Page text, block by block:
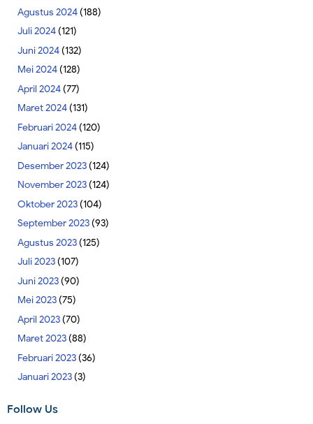
Agustus 2024(188)
Juli 2024(121)
Juni 2024(132)
Mei 2024(128)
April 2024(77)
Maret 2024(131)
Februari 2024(120)
Januari 2024(115)
Desember 2023(124)
November 2023(124)
Oktober 2023(104)
September 2023(93)
Agustus 2023(125)
Juli 2023(107)
Juni 2023(90)
Mei 2023(75)
April 2023(70)
Maret 2023(88)
Februari 2023(36)
Januari 2023(3)
Follow Us